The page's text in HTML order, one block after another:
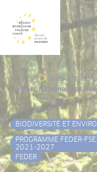
Accueil Les projets
du Parc national des
BIODIVERSITÉ ET
PROGRAMME FEDER-
2021-2027
FEDER
Panneau de gestion